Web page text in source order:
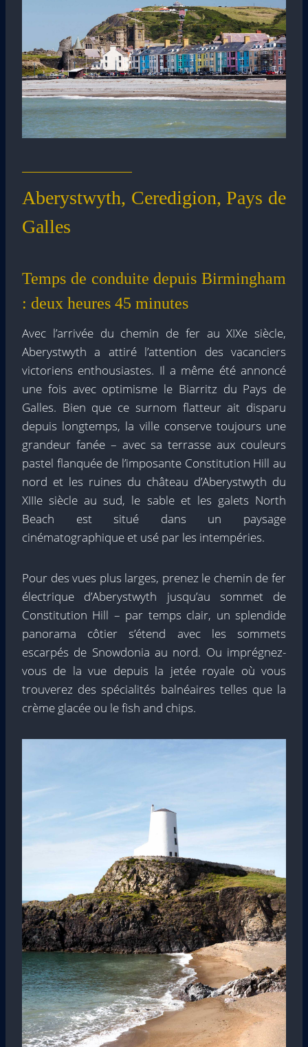
Aberystwyth, Ceredigion, Pays de
Galles
Temps de conduite depuis Birmingham
: deux heures 45 minutes
Avec l’arrivée du chemin de fer au XIXe siècle,
Aberystwyth a attiré l’attention des vacanciers
victoriens enthousiastes. Il a même été annoncé
une fois avec optimisme le Biarritz du Pays de
Galles. Bien que ce surnom flatteur ait disparu
depuis longtemps, la ville conserve toujours une
grandeur fanée – avec sa terrasse aux couleurs
pastel flanquée de l’imposante Constitution Hill au
nord et les ruines du château d’Aberystwyth du
XIIIe siècle au sud, le sable et les galets North
Beach est situé dans un paysage
cinématographique et usé par les intempéries.
Pour des vues plus larges, prenez le chemin de fer
électrique d’Aberystwyth jusqu’au sommet de
Constitution Hill – par temps clair, un splendide
panorama côtier s’étend avec les sommets
escarpés de Snowdonia au nord. Ou imprégnez-
vous de la vue depuis la jetée royale où vous
trouverez des spécialités balnéaires telles que la
crème glacée ou le fish and chips.